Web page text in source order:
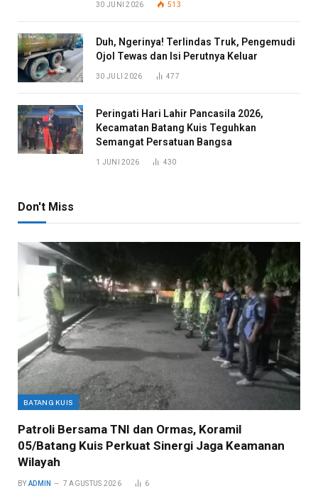
30 JUNI 2026 513
Duh, Ngerinya! Terlindas Truk, Pengemudi
Ojol Tewas dan Isi Perutnya Keluar
30 JULI 2026 477
Peringati Hari Lahir Pancasila 2026,
Kecamatan Batang Kuis Teguhkan
Semangat Persatuan Bangsa
1 JUNI 2026 430
Don't Miss
BATANG KUIS
Patroli Bersama TNI dan Ormas, Koramil
05/Batang Kuis Perkuat Sinergi Jaga Keamanan
Wilayah
BY ADMIN 7 AGUSTUS 2026 6